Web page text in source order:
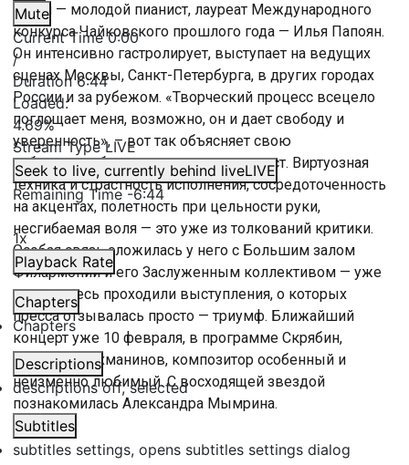
Mute
Current Time0:00
/
Duration6:44
Loaded:
4.69%
Stream TypeLIVE
Seek to live, currently behind liveLIVE
Remaining Time-6:44
1x
Playback Rate
Chapters
Chapters
Descriptions
descriptions off, selected
Subtitles
subtitles settings, opens subtitles settings dialog
герой — молодой пианист, лауреат Международного
конкурса Чайковского прошлого года — Илья Папоян.
Он интенсивно гастролирует, выступает на ведущих
сценах Москвы, Санкт-Петербурга, в других городах
России и за рубежом. «Творческий процесс всецело
поглощает меня, возможно, он и дает свободу и
уверенность», – вот так объясняет свою
работоспособность и успех сам пианист. Виртуозная
техника и страстность исполнения, сосредоточенность
на акцентах, полетность при цельности руки,
несгибаемая воля — это уже из толкований критики.
Особая связь сложилась у него с Большим залом
Филармонии и его Заслуженным коллективом — уже
не раз здесь проходили выступления, о которых
пресса отзывалась просто — триумф. Ближайший
концерт уже 10 февраля, в программе Скрябин,
Метнер и Рахманинов, композитор особенный и
неизменно любимый. С восходящей звездой
познакомилась Александра Мымрина.